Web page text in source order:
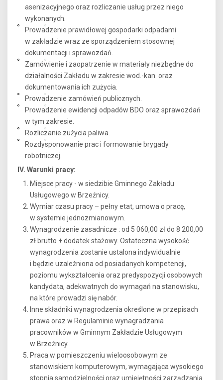
asenizacyjnego oraz rozliczanie usług przez niego
wykonanych.
Prowadzenie prawidłowej gospodarki odpadami
w zakładzie wraz ze sporządzeniem stosownej
dokumentacji i sprawozdań.
Zamówienie i zaopatrzenie w materiały niezbędne do
działalności Zakładu w zakresie wod.-kan. oraz
dokumentowania ich zużycia.
Prowadzenie zamówień publicznych.
Prowadzenie ewidencji odpadów BDO oraz sprawozdań
w tym zakresie.
Rozliczanie zużycia paliwa.
Rozdysponowanie prac i formowanie brygady
robotniczej.
IV. Warunki pracy:
Miejsce pracy - w siedzibie Gminnego Zakładu
Usługowego w Brzeźnicy.
Wymiar czasu pracy – pełny etat, umowa o pracę,
w systemie jednozmianowym.
Wynagrodzenie zasadnicze : od 5 060,00 zł do 8 200,00
zł brutto + dodatek stażowy. Ostateczna wysokość
wynagrodzenia zostanie ustalona indywidualnie
i będzie uzależniona od posiadanych kompetencji,
poziomu wykształcenia oraz predyspozycji osobowych
kandydata, adekwatnych do wymagań na stanowisku,
na które prowadzi się nabór.
Inne składniki wynagrodzenia określone w przepisach
prawa oraz w Regulaminie wynagradzania
pracowników w Gminnym Zakładzie Usługowym
w Brzeźnicy.
Praca w pomieszczeniu wieloosobowym ze
stanowiskiem komputerowym, wymagająca wysokiego
stopnia samodzielności oraz umiejętności zarządzania